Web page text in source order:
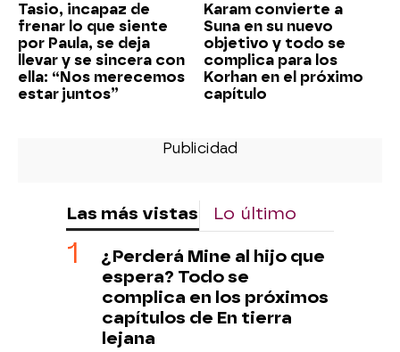
Tasio, incapaz de
frenar lo que siente
por Paula, se deja
llevar y se sincera con
ella: “Nos merecemos
estar juntos”
Karam convierte a
Suna en su nuevo
objetivo y todo se
complica para los
Korhan en el próximo
capítulo
Las más vistas Lo último
¿Perderá Mine al hijo que
espera? Todo se
complica en los próximos
capítulos de En tierra
lejana